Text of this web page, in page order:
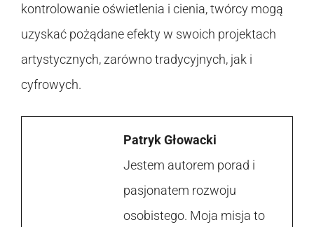
kontrolowanie oświetlenia i cienia, twórcy mogą
uzyskać pożądane efekty w swoich projektach
artystycznych, zarówno tradycyjnych, jak i
cyfrowych.
Patryk Głowacki
Jestem autorem porad i
pasjonatem rozwoju
osobistego. Moja misja to